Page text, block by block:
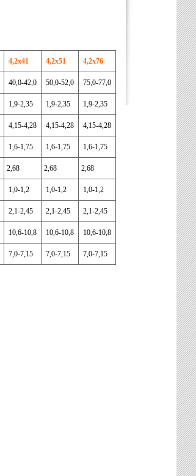
4,2х41 4,2х51 4,2х76
40,0-42,0 50,0-52,0 75,0-77,0
1,9-2,35 1,9-2,35 1,9-2,35
4,15-4,28 4,15-4,28 4,15-4,28
1,6-1,75 1,6-1,75 1,6-1,75
2,68 2,68 2,68
1,0-1,2 1,0-1,2 1,0-1,2
2,1-2,45 2,1-2,45 2,1-2,45
10,6-10,8 10,6-10,8 10,6-10,8
7,0-7,15 7,0-7,15 7,0-7,15